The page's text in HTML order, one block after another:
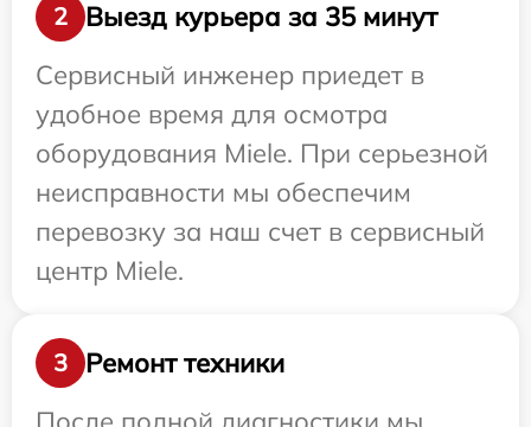
2
Выезд курьера за 35 минут
Сервисный инженер приедет в
удобное время для осмотра
оборудования Miele. При серьезной
неисправности мы обеспечим
перевозку за наш счет в сервисный
центр Miele.
3
Ремонт техники